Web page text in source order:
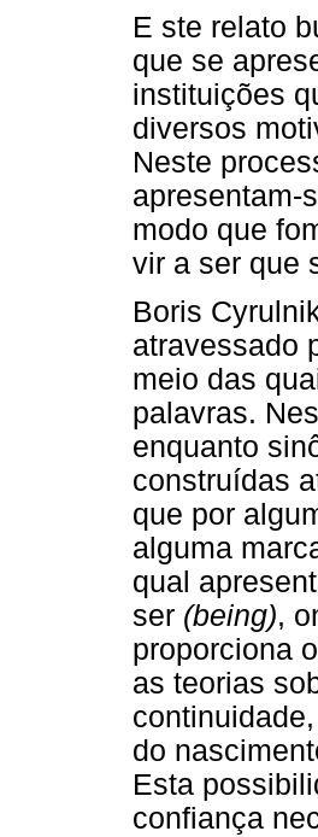
E ste relato
que se
instituições
diversos
Neste
apresentam-
modo que
vir a ser que
Boris
atravessado
meio das
palavras.
enquanto
construídas
que por
alguma
qual
ser (being),
proporciona
as teorias
do
Esta
confiança